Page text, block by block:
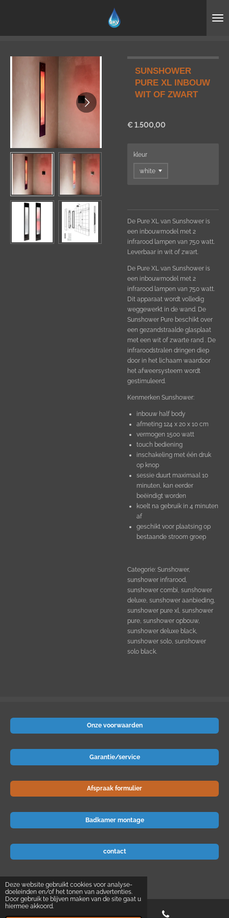
Deze website gebruikt cookies voor analyse-
doeleinden en/of het tonen van advertenties.
Door gebruik te blijven maken van de site gaat u
hiermee akkoord.
SUNSHOWER
PURE XL INBOUW
WIT OF ZWART
€ 1.500,00
kleur
De Pure XL van Sunshower is
een inbouwmodel met 2
infrarood lampen van 750 watt.
Leverbaar in wit of zwart.
De Pure XL van Sunshower is
een inbouwmodel met 2
infrarood lampen van 750 watt.
Dit apparaat wordt volledig
weggewerkt in de wand. De
Sunshower Pure beschikt over
een gezandstraalde glasplaat
met een wit of zwarte rand . De
infraroodstralen dringen diep
door in het lichaam waardoor
het afweersysteem wordt
gestimuleerd.
Kenmerken Sunshower:
inbouw half body
afmeting 124 x 20 x 10 cm
vermogen 1500 watt
touch bediening
inschakeling met één druk
op knop
sessie duurt maximaal 10
minuten, kan eerder
beëindigt worden
koelt na gebruik in 4 minuten
af
geschikt voor plaatsing op
bestaande stroom groep
Categorie: Sunshower,
sunshower infrarood,
sunshower combi, sunshower
deluxe, sunshower aanbieding,
sunshower pure xl, sunshower
pure, sunshower opbouw,
sunshower deluxe black,
sunshower solo, sunshower
solo black.
Onze voorwaarden
Garantie/service
Afspraak formulier
Badkamer montage
contact